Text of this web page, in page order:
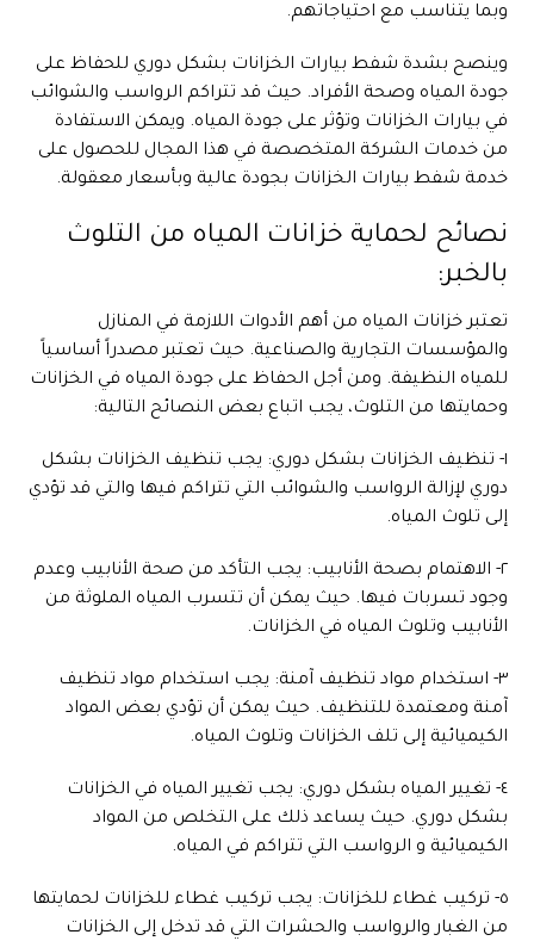
وبما يتناسب مع احتياجاتهم.
وينصح بشدة شفط بيارات الخزانات بشكل دوري للحفاظ على
جودة المياه وصحة الأفراد. حيث قد تتراكم الرواسب والشوائب
في بيارات الخزانات وتؤثر على جودة المياه. ويمكن الاستفادة
من خدمات الشركة المتخصصة في هذا المجال للحصول على
خدمة شفط بيارات الخزانات بجودة عالية وبأسعار معقولة.
نصائح لحماية خزانات المياه من التلوث
بالخبر:
تعتبر خزانات المياه من أهم الأدوات اللازمة في المنازل
والمؤسسات التجارية والصناعية. حيث تعتبر مصدراً أساسياً
للمياه النظيفة. ومن أجل الحفاظ على جودة المياه في الخزانات
وحمايتها من التلوث، يجب اتباع بعض النصائح التالية:
١- تنظيف الخزانات بشكل دوري: يجب تنظيف الخزانات بشكل
دوري لإزالة الرواسب والشوائب التي تتراكم فيها والتي قد تؤدي
إلى تلوث المياه.
٢- الاهتمام بصحة الأنابيب: يجب التأكد من صحة الأنابيب وعدم
وجود تسربات فيها. حيث يمكن أن تتسرب المياه الملوثة من
الأنابيب وتلوث المياه في الخزانات.
٣- استخدام مواد تنظيف آمنة: يجب استخدام مواد تنظيف
آمنة ومعتمدة للتنظيف. حيث يمكن أن تؤدي بعض المواد
الكيميائية إلى تلف الخزانات وتلوث المياه.
٤- تغيير المياه بشكل دوري: يجب تغيير المياه في الخزانات
بشكل دوري. حيث يساعد ذلك على التخلص من المواد
الكيميائية و الرواسب التي تتراكم في المياه.
٥- تركيب غطاء للخزانات: يجب تركيب غطاء للخزانات لحمايتها
من الغبار والرواسب والحشرات التي قد تدخل إلى الخزانات